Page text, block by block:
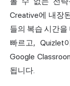
Creative에 내장
들의 복습 시간
빠르고, Quizlet
Google
됩니다.